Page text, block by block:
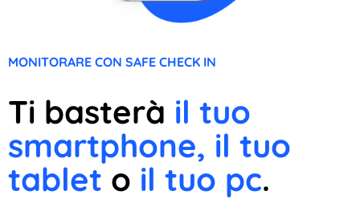
MONITORARE CON SAFE CHECK IN
Ti basterà il tuo
smartphone, il tuo
tablet o il tuo pc.